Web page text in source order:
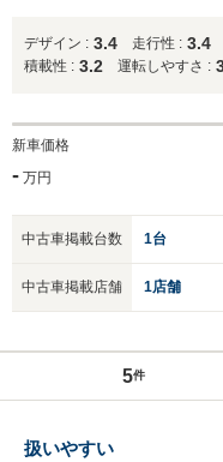
デザイン : 3.4 走行性 : 3.4
積載性 : 3.2 運転しやすさ :
新車価格
- 万円
中古車掲載台数 1台
中古車掲載店舗 1店舗
5件
扱いやすい